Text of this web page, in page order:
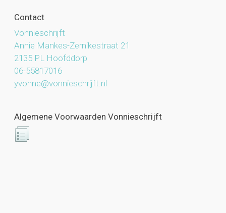
Contact
Vonnieschrijft
Annie Mankes-Zernikestraat 21
2135 PL Hoofddorp
06-55817016
yvonne@vonnieschrijft.nl
Algemene Voorwaarden Vonnieschrijft